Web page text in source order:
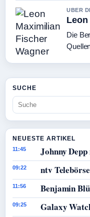
UBER
Die
SUCHE
NEUESTE ARTIKEL
11:45 Johnny
09:22 ntv
11:56 Benjamin
09:25 Galaxy